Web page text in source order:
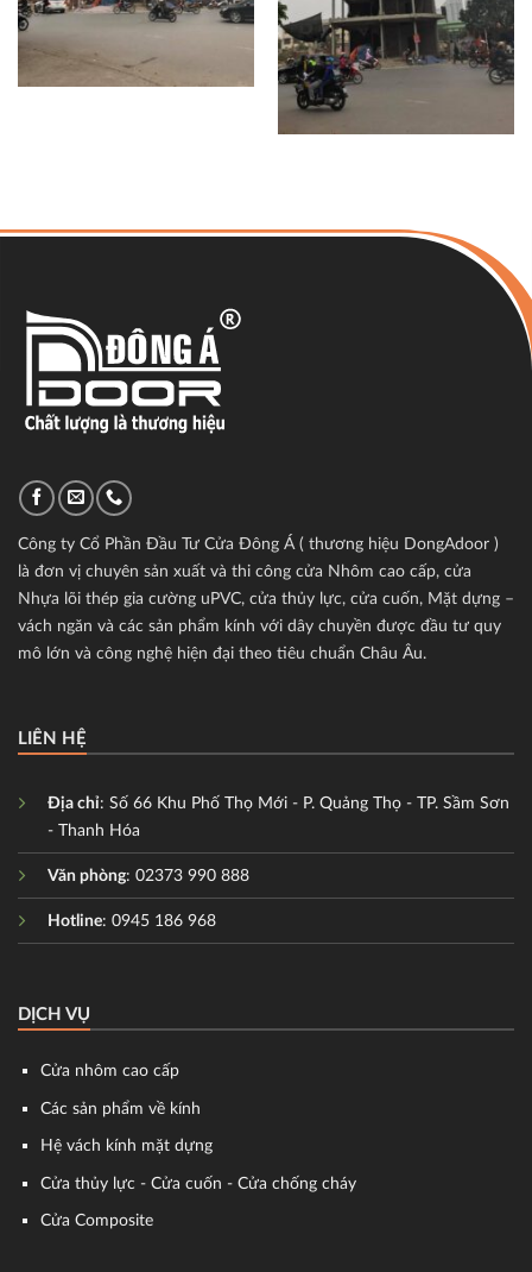
Công ty Cổ Phần Đầu Tư Cửa Đông Á ( thương hiệu DongAdoor )
là đơn vị chuyên sản xuất và thi công cửa Nhôm cao cấp, cửa
Nhựa lõi thép gia cường uPVC, cửa thủy lực, cửa cuốn, Mặt dựng –
vách ngăn và các sản phẩm kính với dây chuyền được đầu tư quy
mô lớn và công nghệ hiện đại theo tiêu chuẩn Châu Âu.
LIÊN HỆ
Địa chỉ: Số 66 Khu Phố Thọ Mới - P. Quảng Thọ - TP. Sầm Sơn
- Thanh Hóa
Văn phòng: 02373 990 888
Hotline: 0945 186 968
DỊCH VỤ
Cửa nhôm cao cấp
Các sản phẩm về kính
Hệ vách kính mặt dựng
Cửa thủy lực - Cửa cuốn - Cửa chống cháy
Cửa Composite